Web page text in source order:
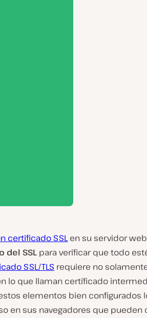
certificado SSLen su servidor
del SSL para verificar que todo
SSL/TLS requiere no
lo que llaman certificado
elementos bien configurados
en sus navegadores que pueden